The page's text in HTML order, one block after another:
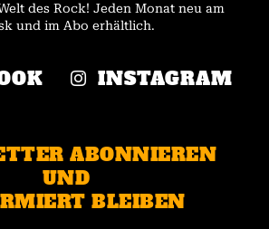
des Rock! Jeden Monat neu am
und im Abo erhältlich.
INSTAGRAM
ABONNIEREN
UND
BLEIBEN